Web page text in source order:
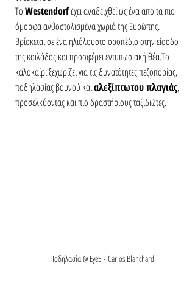
Το Westendorf έχει αναδειχθεί ως ένα από τα πιο
όμορφα ανθοστολισμένα χωριά της Ευρώπης.
Βρίσκεται σε ένα ηλιόλουστο οροπέδιο στην είσοδο
της κοιλάδας και προσφέρει εντυπωσιακή θέα.Το
καλοκαίρι ξεχωρίζει για τις δυνατότητες πεζοπορίας,
ποδηλασίας βουνού και αλεξίπτωτου πλαγιάς,
προσελκύοντας και πιο δραστήριους ταξιδιώτες.
Ποδηλασία @ Eye5 - Carlos Blanchard